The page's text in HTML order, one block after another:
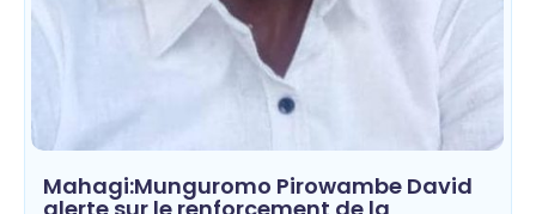
Mahagi:Munguromo Pirowambe David